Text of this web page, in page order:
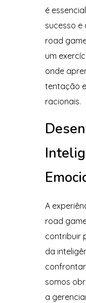
é
sucesso e
road
um
onde
tentação
racionais.
A
road
contribuir
da
somos
a